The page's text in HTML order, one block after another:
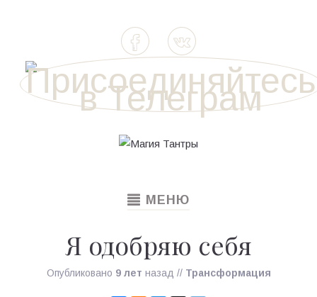
TOGGLE
МЕНЮ
Я одобряю себя
Опубликовано 9 лет назад // Трансформация